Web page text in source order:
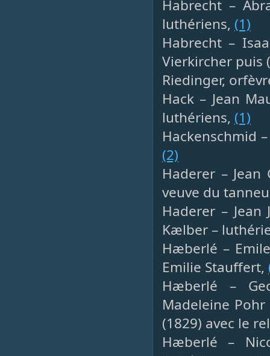
Habrecht –
luthériens, (1)
Habrecht –
Vierkircher puis
Riedinger,
Hack – Jean
luthériens, (1)
Hackenschmid
(2)
Haderer –
veuve du
Haderer –
Kælber –
Hæberlé –
Emilie Stauffert,
Hæberlé –
Madeleine
(1829) avec le
Hæberlé –